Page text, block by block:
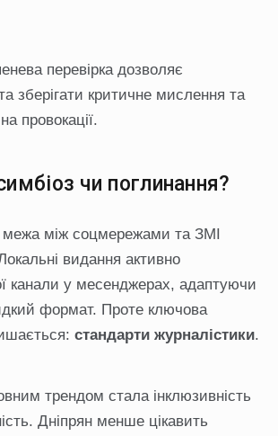
перевірка дозволяє
зберігати критичне мислення та
провокації.
чи поглинання?
між соцмережами та ЗМІ
видання активно
канали у месенджерах, адаптуючи
формат. Проте ключова
стандарти журналістики.
трендом стала інклюзивність
Дніпрян менше цікавить